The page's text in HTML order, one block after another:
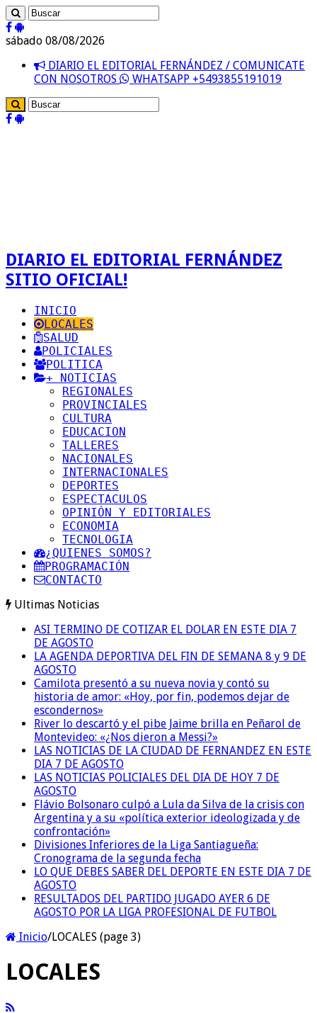
sábado 08/08/2026
DIARIO EL EDITORIAL FERNÁNDEZ / COMUNICATE
CON NOSOTROS
WHATSAPP +5493855191019
DIARIO EL EDITORIAL FERNÁNDEZ
SITIO OFICIAL!
INICIO
LOCALES
SALUD
POLICIALES
POLITICA
+ NOTICIAS
REGIONALES
PROVINCIALES
CULTURA
EDUCACION
TALLERES
NACIONALES
INTERNACIONALES
DEPORTES
ESPECTACULOS
OPINIÓN Y EDITORIALES
ECONOMIA
TECNOLOGIA
¿QUIENES SOMOS?
PROGRAMACIÓN
CONTACTO
Ultimas Noticias
ASI TERMINO DE COTIZAR EL DOLAR EN ESTE DIA 7
DE AGOSTO
LA AGENDA DEPORTIVA DEL FIN DE SEMANA 8 y 9 DE
AGOSTO
Camilota presentó a su nueva novia y contó su
historia de amor: «Hoy, por fin, podemos dejar de
escondernos»
River lo descartó y el pibe Jaime brilla en Peñarol de
Montevideo: «¿Nos dieron a Messi?»
LAS NOTICIAS DE LA CIUDAD DE FERNANDEZ EN ESTE
DIA 7 DE AGOSTO
LAS NOTICIAS POLICIALES DEL DIA DE HOY 7 DE
AGOSTO
Flávio Bolsonaro culpó a Lula da Silva de la crisis con
Argentina y a su «política exterior ideologizada y de
confrontación»
Divisiones Inferiores de la Liga Santiagueña:
Cronograma de la segunda fecha
LO QUE DEBES SABER DEL DEPORTE EN ESTE DIA 7 DE
AGOSTO
RESULTADOS DEL PARTIDO JUGADO AYER 6 DE
AGOSTO POR LA LIGA PROFESIONAL DE FUTBOL
Inicio/LOCALES (page 3)
LOCALES